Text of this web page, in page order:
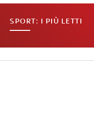
SPORT: I PIÙ LETTI